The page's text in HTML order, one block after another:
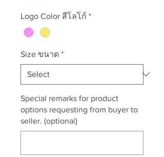
Logo Color สีโลโก้ *
Size ขนาด *
Special remarks for product
options requesting from buyer to
seller. (optional)